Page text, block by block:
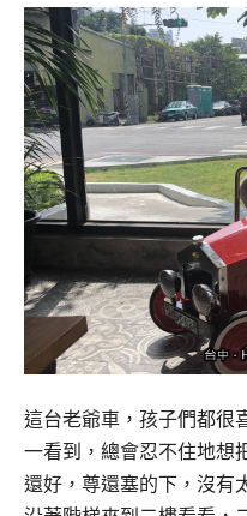
這台老爺車，孩子們都很
一看到，總會忍不住地想
還好，尊還塞的下，沒有